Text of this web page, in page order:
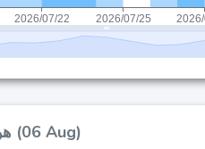
بهترین نمودار سیگنال‌های بیت کوین (BTC) هوش مصنوعی (06 Aug)